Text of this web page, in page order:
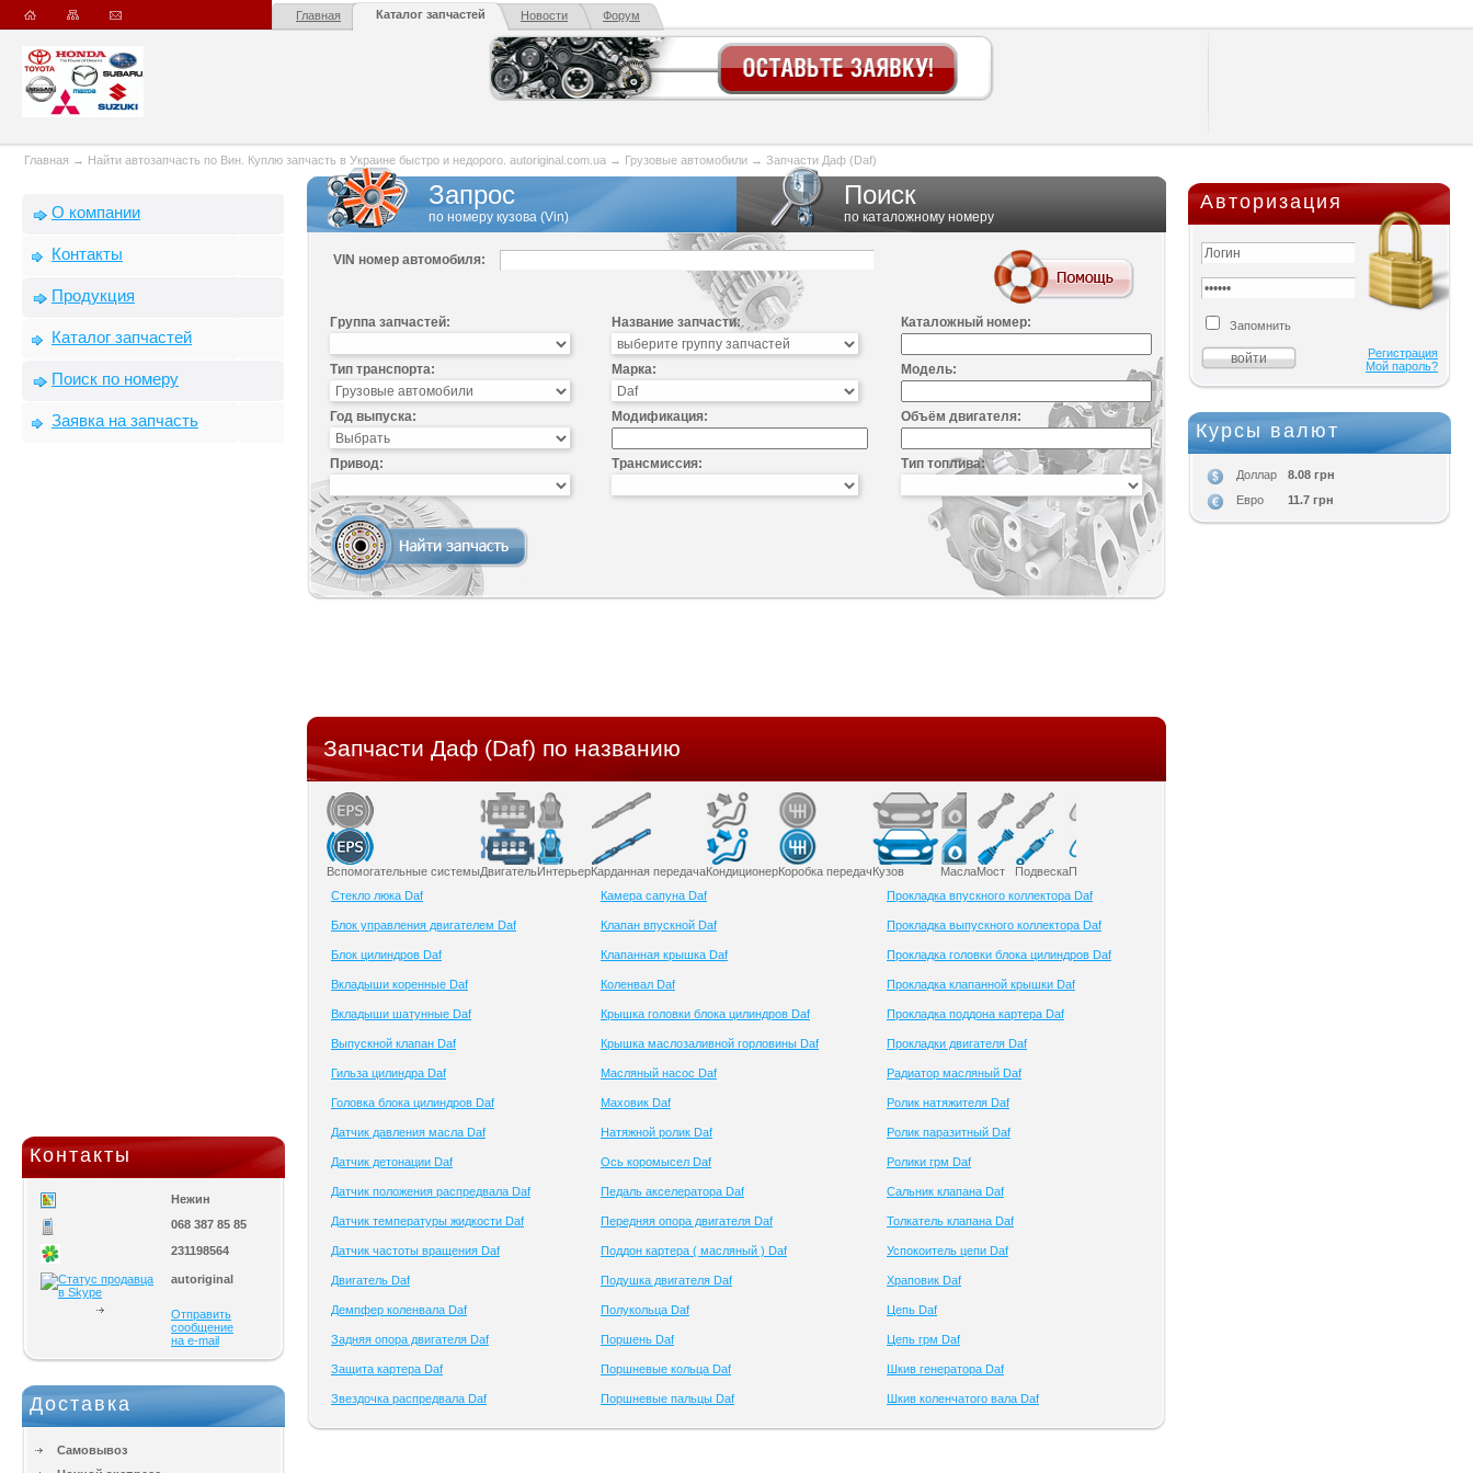
Главная Каталог запчастей Новости Форум
Главная → Найти автозапчасть по Вин. Куплю запчасть в Украине быстро и недорого. autoriginal.com.ua → Грузовые автомобили → Запчасти Даф (Daf)
О компании
Контакты
Продукция
Каталог запчастей
Поиск по номеру
Заявка на запчасть
Контакты
Нежин
068 387 85 85
231198564
autoriginal
Отправить
сообщение
на e-mail
Доставка
Самовывоз
Запрос
по номеру кузова (Vin)
Поиск
по каталожному номеру
VIN номер автомобиля:
Группа запчастей: Название запчасти: Каталожный номер:
Тип транспорта: Марка: Модель:
Год выпуска: Модификация: Объём двигателя:
Привод: Трансмиссия: Тип топлива:
Запчасти Даф (Daf) по названию
Вспомогательные системыДвигательИнтерьерКарданная передачаКондиционерКоробка передачКузов МаслаМост ПодвескаПриборы и датчики
Cтекло люка Daf
Блок управления двигателем Daf
Блок цилиндров Daf
Вкладыши коренные Daf
Вкладыши шатунные Daf
Выпускной клапан Daf
Гильза цилиндра Daf
Головка блока цилиндров Daf
Датчик давления масла Daf
Датчик детонации Daf
Датчик положения распредвала Daf
Датчик температуры жидкости Daf
Датчик частоты вращения Daf
Двигатель Daf
Демпфер коленвала Daf
Задняя опора двигателя Daf
Защита картера Daf
Звездочка распредвала Daf
Камера сапуна Daf
Клапан впускной Daf
Клапанная крышка Daf
Коленвал Daf
Крышка головки блока цилиндров Daf
Крышка маслозаливной горловины Daf
Масляный насос Daf
Маховик Daf
Натяжной ролик Daf
Ось коромысел Daf
Педаль акселератора Daf
Передняя опора двигателя Daf
Поддон картера ( масляный ) Daf
Подушка двигателя Daf
Полукольца Daf
Поршень Daf
Поршневые кольца Daf
Поршневые пальцы Daf
Прокладка впускного коллектора Daf
Прокладка выпускного коллектора Daf
Прокладка головки блока цилиндров Daf
Прокладка клапанной крышки Daf
Прокладка поддона картера Daf
Прокладки двигателя Daf
Радиатор масляный Daf
Ролик натяжителя Daf
Ролик паразитный Daf
Ролики грм Daf
Сальник клапана Daf
Толкатель клапана Daf
Успокоитель цепи Daf
Храповик Daf
Цепь Daf
Цепь грм Daf
Шкив генератора Daf
Шкив коленчатого вала Daf
Авторизация
Запомнить
Регистрация
Мой пароль?
Курсы валют
Доллар
8.08 грн
Евро
11.7 грн